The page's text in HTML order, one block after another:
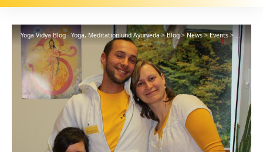
Yoga Vidya Blog - Yoga, Meditation und Ayurveda>Blog>News>Events>Tag der